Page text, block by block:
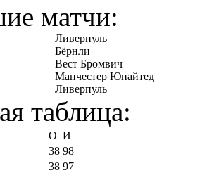
матчи:
Ливерпуль
Бёрнли
Вест Бромвич
Манчестер Юнайтед
Ливерпуль
таблица:
О И
38 98
38 97